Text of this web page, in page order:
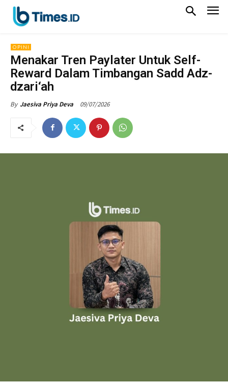
OPINI
Menakar Tren Paylater Untuk Self-
Reward Dalam Timbangan Sadd Adz-
dzari‘ah
By Jaesiva Priya Deva 09/07/2026